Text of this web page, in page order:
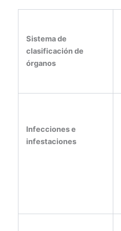
Sistema de
clasificación de
órganos
Infecciones e
infestaciones